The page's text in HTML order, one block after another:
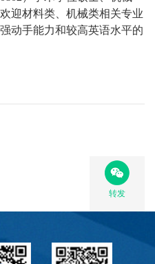
迎材料类、机械类相关专业
动手能力和较高英语水平的
转发